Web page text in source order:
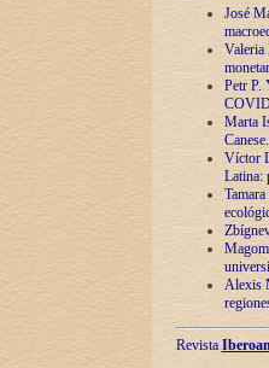
José
Valeria
Petr P.
Marta
Víctor
Latina:
Alexis
Revista